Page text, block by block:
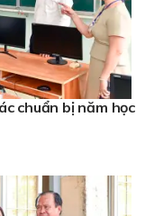
chuẩn bị năm học